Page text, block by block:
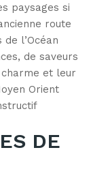
paysages si
route
l’Océan
de saveurs
charme et leur
Orient
DE